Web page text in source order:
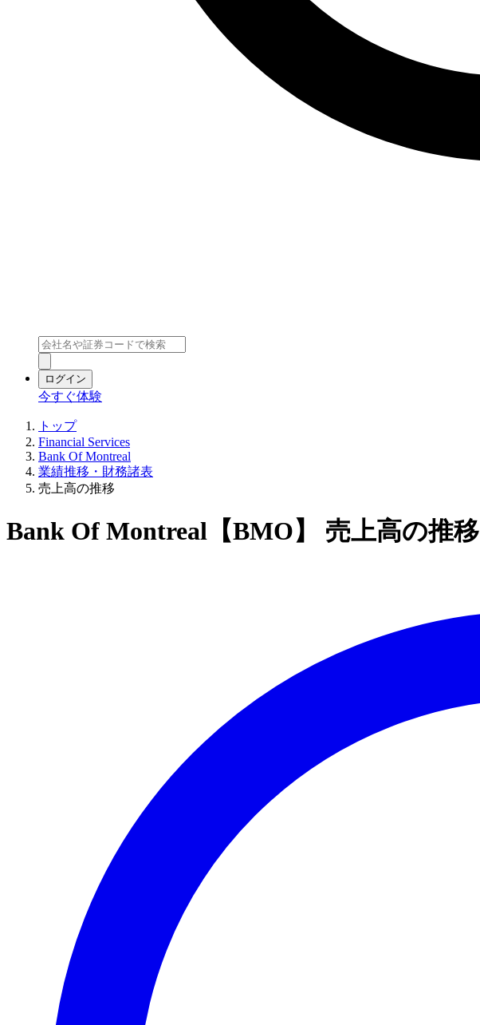
ログイン
今すぐ体験
トップ
Financial Services
Bank Of Montreal
業績推移・財務諸表
売上高の推移
Bank Of Montreal【BMO】 売上高の推移